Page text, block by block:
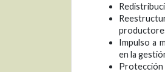
Impulso a
en la
Protección